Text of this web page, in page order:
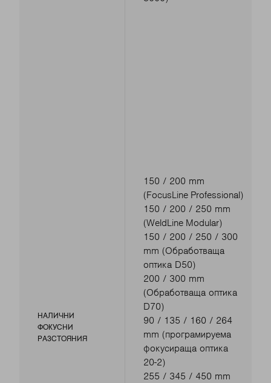
НАЛИЧНИ
ФОКУСНИ
РАЗСТОЯНИЯ
150 / 200 mm
(FocusLine Professional)
150 / 200 / 250 mm
(WeldLine Modular)
150 / 200 / 250 / 300
mm (Обработваща
оптика D50)
200 / 300 mm
(Обработваща оптика
D70)
90 / 135 / 160 / 264
mm (програмируема
фокусираща оптика
20-2)
255 / 345 / 450 mm